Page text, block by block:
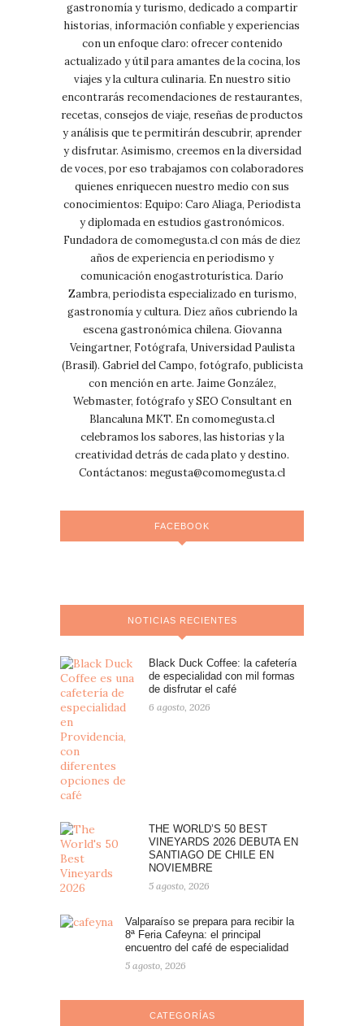
gastronomía y turismo, dedicado a compartir
historias, información confiable y experiencias
con un enfoque claro: ofrecer contenido
actualizado y útil para amantes de la cocina, los
viajes y la cultura culinaria. En nuestro sitio
encontrarás recomendaciones de restaurantes,
recetas, consejos de viaje, reseñas de productos
y análisis que te permitirán descubrir, aprender
y disfrutar. Asimismo, creemos en la diversidad
de voces, por eso trabajamos con colaboradores
quienes enriquecen nuestro medio con sus
conocimientos: Equipo: Caro Aliaga, Periodista
y diplomada en estudios gastronómicos.
Fundadora de comomegusta.cl con más de diez
años de experiencia en periodismo y
comunicación enogastroturística. Darío
Zambra, periodista especializado en turismo,
gastronomía y cultura. Diez años cubriendo la
escena gastronómica chilena. Giovanna
Veingartner, Fotógrafa, Universidad Paulista
(Brasil). Gabriel del Campo, fotógrafo, publicista
con mención en arte. Jaime González,
Webmaster, fotógrafo y SEO Consultant en
Blancaluna MKT. En comomegusta.cl
celebramos los sabores, las historias y la
creatividad detrás de cada plato y destino.
Contáctanos: megusta@comomegusta.cl
FACEBOOK
NOTICIAS RECIENTES
Black Duck Coffee: la cafetería
de especialidad con mil formas
de disfrutar el café
6 agosto, 2026
THE WORLD’S 50 BEST
VINEYARDS 2026 DEBUTA EN
SANTIAGO DE CHILE EN
NOVIEMBRE
5 agosto, 2026
Valparaíso se prepara para recibir la
8ª Feria Cafeyna: el principal
encuentro del café de especialidad
5 agosto, 2026
CATEGORÍAS